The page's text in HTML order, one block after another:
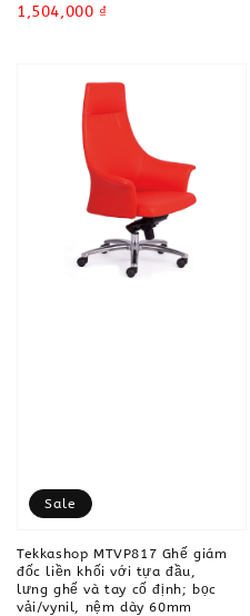
price
Sale
1,504,000 ₫
Sale
Tekkashop MTVP817 Ghế giám
đốc liền khối với tựa đầu,
lưng ghế và tay cố định; bọc
vải/vynil, nệm dày 60mm